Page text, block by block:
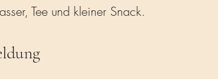
Tee und kleiner Snack.